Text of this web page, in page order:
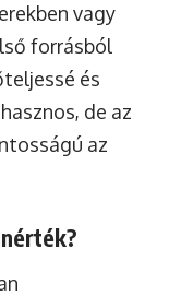
vagy
forrásból
és
de az
az